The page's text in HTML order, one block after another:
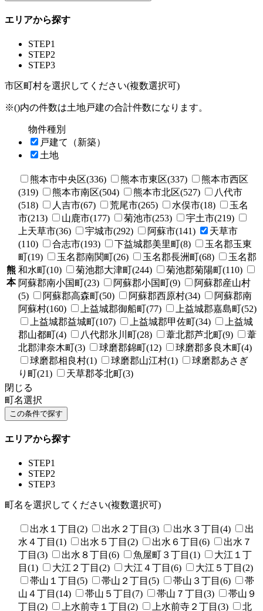
エリアから探す
STEP1
STEP2
STEP3
市区町村を選択してください(複数選択可)
※()内の件数は土地戸建の合計件数になります。
物件種別
戸建て（新築）
土地
熊
本
熊本市中央区(336) 熊本市東区(337)
熊本市西区
(319)
熊本市南区(504) 熊本市北区(527)
八代市
(518)
人吉市(67) 荒尾市(265) 水俣市(18)
玉名
市(213)
山鹿市(177) 菊池市(253)
宇土市(219)
上天草市(36)
宇城市(292) 阿蘇市(141)
天草市
(110)
合志市(193) 下益城郡美里町(8)
玉名郡玉東
町(19)
玉名郡南関町(26) 玉名郡長洲町(68)
玉名郡
和水町(10)
菊池郡大津町(244)
菊池郡菊陽町(110)
阿蘇郡南小国町(23)
阿蘇郡小国町(9)
阿蘇郡産山村
(5)
阿蘇郡高森町(50) 阿蘇郡西原村(34)
阿蘇郡南
阿蘇村(160)
上益城郡御船町(77)
上益城郡嘉島町(52)
上益城郡益城町(107)
上益城郡甲佐町(34)
上益城
郡山都町(4)
八代郡氷川町(28) 葦北郡芦北町(9)
葦
北郡津奈木町(3)
球磨郡錦町(12)
球磨郡多良木町(4)
球磨郡相良村(1)
球磨郡山江村(1)
球磨郡あさぎ
り町(21)
天草郡苓北町(3)
閉じる
町名選択
エリアから探す
STEP1
STEP2
STEP3
町名を選択してください(複数選択可)
出水１丁目(2) 出水２丁目(3) 出水３丁目(4)
出
水４丁目(1)
出水５丁目(2) 出水６丁目(6)
出水７
丁目(3)
出水８丁目(6) 魚屋町３丁目(1)
大江１丁
目(1)
大江２丁目(2) 大江４丁目(6)
大江５丁目(2)
帯山１丁目(5)
帯山２丁目(5) 帯山３丁目(6)
帯
山４丁目(14)
帯山５丁目(7) 帯山７丁目(3)
帯山９
丁目(2)
上水前寺１丁目(2) 上水前寺２丁目(3)
北